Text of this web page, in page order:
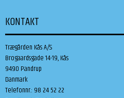
KONTAKT
Trægården Kås A/S
Brogaardsgade 14-19, Kås
9490 Pandrup
Danmark
Telefonnr.: 98 24 52 22